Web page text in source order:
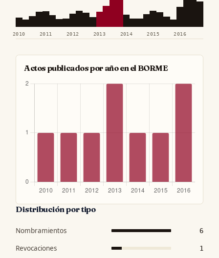
2010 2011 2012 2013 2014 2015 2016
Actos publicados por año en el BORME
Distribución por tipo
Nombramientos 6
Revocaciones 1